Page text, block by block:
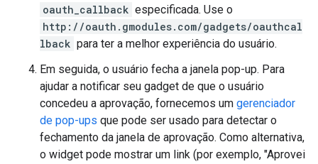
oauth_callback especificada. Use o
http://oauth.gmodules.com/gadgets/oauthcal
lback para ter a melhor experiência do usuário.
Em seguida, o usuário fecha a janela pop-up. Para
ajudar a notificar seu gadget de que o usuário
concedeu a aprovação, fornecemos um gerenciador
de pop-ups que pode ser usado para detectar o
fechamento da janela de aprovação. Como alternativa,
o widget pode mostrar um link (por exemplo, "Aprovei